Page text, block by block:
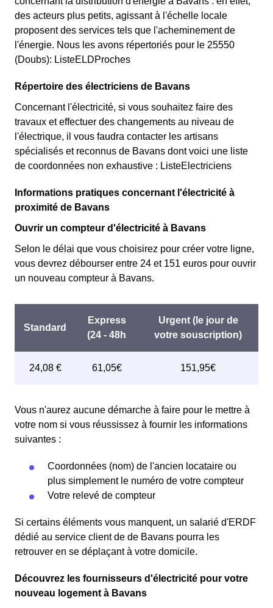
des acteurs plus petits, agissant à l'échelle locale
proposent des services tels que l'acheminement de
l'énergie. Nous les avons répertoriés pour le 25550
(Doubs): ListeELDProches
Répertoire des électriciens de Bavans
Concernant l'électricité, si vous souhaitez faire des
travaux et effectuer des changements au niveau de
l'électrique, il vous faudra contacter les artisans
spécialisés et reconnus de Bavans dont voici une liste
de coordonnées non exhaustive : ListeElectriciens
Informations pratiques concernant l'électricité à
proximité de Bavans
Ouvrir un compteur d'électricité à Bavans
Selon le délai que vous choisirez pour créer votre ligne,
vous devrez débourser entre 24 et 151 euros pour ouvrir
un nouveau compteur à Bavans.
Vous n'aurez aucune démarche à faire pour le mettre à
votre nom si vous réussissez à fournir les informations
suivantes :
Coordonnées (nom) de l'ancien locataire ou
plus simplement le numéro de votre compteur
Votre relevé de compteur
Si certains éléments vous manquent, un salarié d'ERDF
dédié au service client de de Bavans pourra les
retrouver en se déplaçant à votre domicile.
Découvrez les fournisseurs d'électricité pour votre
nouveau logement à Bavans